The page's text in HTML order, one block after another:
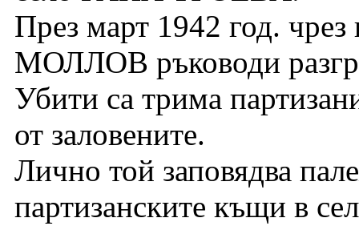
През март 1942 год.
МОЛЛОВ ръководи
Убити са трима
от заловените.
Лично той заповядва
партизанските къщи в